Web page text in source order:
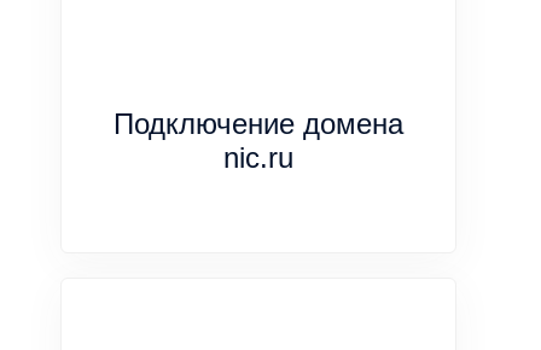
Подключение домена
nic.ru